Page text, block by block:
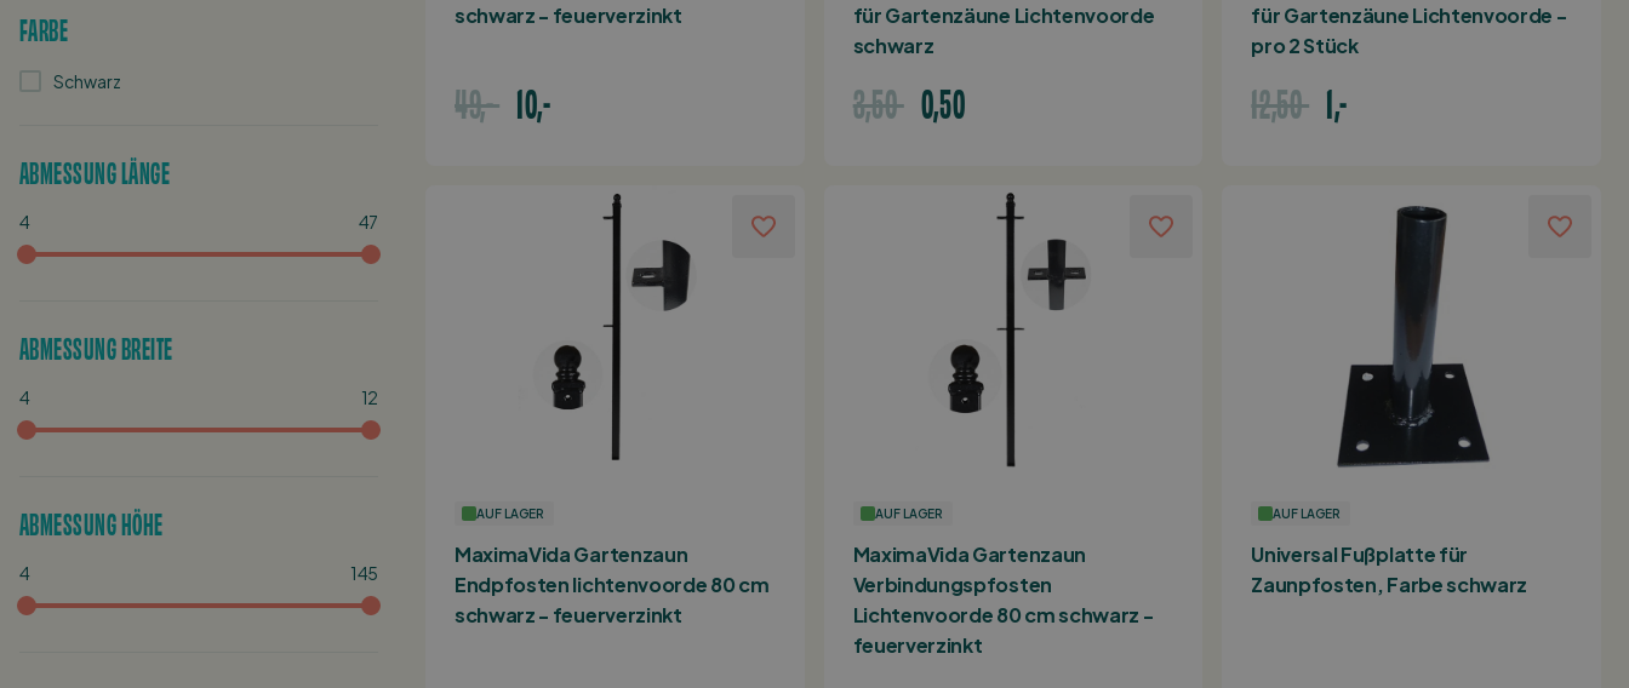
FARBE
Schwarz
ABMESSUNG LÄNGE
4 47
ABMESSUNG BREITE
4 12
ABMESSUNG HÖHE
4 145
schwarz - feuerverzinkt
49,- 10,-
für Gartenzäune Lichtenvoorde
schwarz
3,50 0,50
für Gartenzäune Lichtenvoorde -
pro 2 Stück
12,50 1,-
AUF LAGER
MaximaVida Gartenzaun
Endpfosten lichtenvoorde 80 cm
schwarz - feuerverzinkt
AUF LAGER
MaximaVida Gartenzaun
Verbindungspfosten
Lichtenvoorde 80 cm schwarz -
feuerverzinkt
AUF LAGER
Universal Fußplatte für
Zaunpfosten, Farbe schwarz